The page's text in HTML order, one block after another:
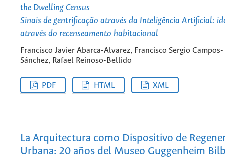
the Dwelling Census
Sinais de gentrificação através da Inteligência Artificial:
através do recenseamento habitacional
Francisco Javier Abarca-Alvarez, Francisco Sergio Campos-
Sánchez, Rafael Reinoso-Bellido
PDF HTML XML
La Arquitectura como Dispositivo de
Urbana: 20 años del Museo Guggenheim